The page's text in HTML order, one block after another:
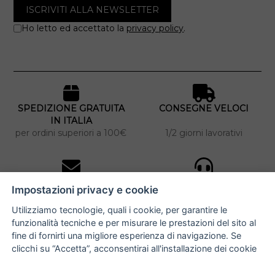
Ho letto ed accettato la privacy policy.
SPEDIZIONE GRATUITA
IN ITALIA
per ordini superiori a 100€
CONSEGNE VELOCI
1/2 giorni lavorativi
iscriviti alla newsletter
per tutti gli ordini
Impostazioni privacy e cookie
Utilizziamo tecnologie, quali i cookie, per garantire le
funzionalità tecniche e per misurare le prestazioni del sito al
fine di fornirti una migliore esperienza di navigazione. Se
clicchi su “Accetta”, acconsentirai all'installazione dei cookie